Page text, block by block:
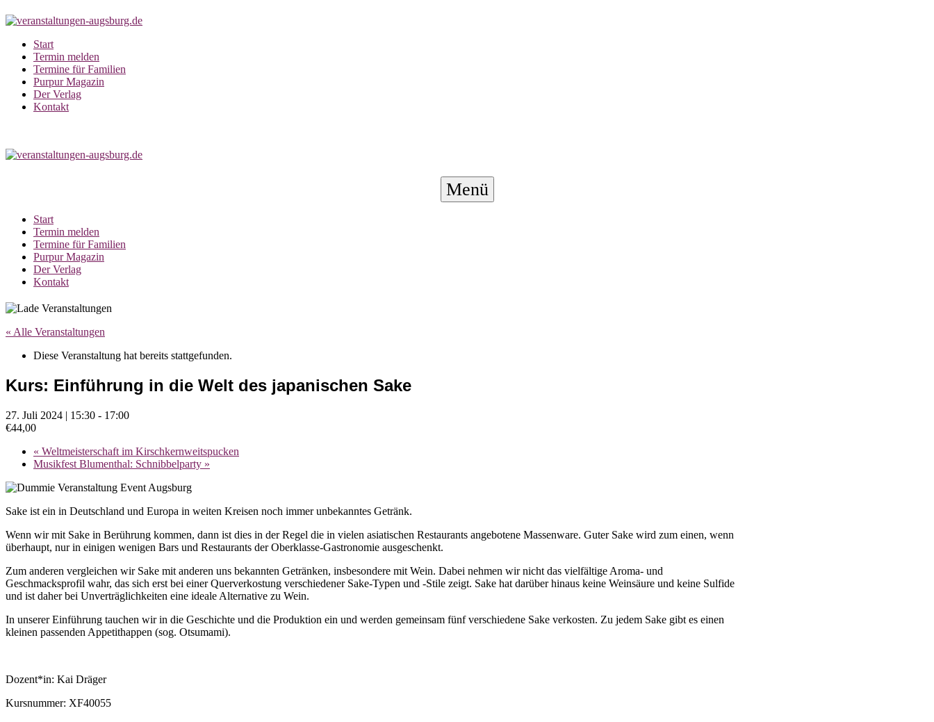
Inhalt
Start
Termin melden
Termine für Familien
Purpur Magazin
Der Verlag
Kontakt
Menü
Start
Termin melden
Termine für Familien
Purpur Magazin
Der Verlag
Kontakt
« Alle Veranstaltungen
Diese Veranstaltung hat bereits stattgefunden.
Kurs: Einführung in die Welt des japanischen Sake
27. Juli 2024 | 15:30 - 17:00
€44,00
« Weltmeisterschaft im Kirschkernweitspucken
Musikfest Blumenthal: Schnibbelparty »
Sake ist ein in Deutschland und Europa in weiten Kreisen noch immer unbekanntes Getränk.
Wenn wir mit Sake in Berührung kommen, dann ist dies in der Regel die in vielen asiatischen Restaurants angebotene Massenware. Guter Sake wird zum einen, wenn
überhaupt, nur in einigen wenigen Bars und Restaurants der Oberklasse-Gastronomie ausgeschenkt.
Zum anderen vergleichen wir Sake mit anderen uns bekannten Getränken, insbesondere mit Wein. Dabei nehmen wir nicht das vielfältige Aroma- und
Geschmacksprofil wahr, das sich erst bei einer Querverkostung verschiedener Sake-Typen und -Stile zeigt. Sake hat darüber hinaus keine Weinsäure und keine Sulfide
und ist daher bei Unverträglichkeiten eine ideale Alternative zu Wein.
In unserer Einführung tauchen wir in die Geschichte und die Produktion ein und werden gemeinsam fünf verschiedene Sake verkosten. Zu jedem Sake gibt es einen
kleinen passenden Appetithappen (sog. Otsumami).
Dozent*in: Kai Dräger
Kursnummer: XF40055